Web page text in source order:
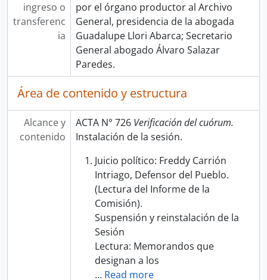
ingreso o
transferenc
ia
por el órgano productor al Archivo
General, presidencia de la abogada
Guadalupe Llori Abarca; Secretario
General abogado Álvaro Salazar
Paredes.
Área de contenido y estructura
Alcance y
contenido
ACTA N° 726 Verificación del cuórum.
Instalación de la sesión.
Juicio político: Freddy Carrión
Intriago, Defensor del Pueblo.
(Lectura del Informe de la
Comisión).
Suspensión y reinstalación de la
Sesión
Lectura: Memorandos que
designan a los
… Read more